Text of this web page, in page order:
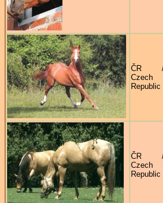
ČR
Czech
Republic
ČR
Czech
Republic